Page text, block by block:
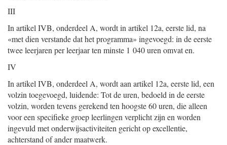
III
In artikel IVB, onderdeel A, wordt in artikel 12a, eerste lid, na
«met dien verstande dat het programma» ingevoegd: in de eerste
twee leerjaren per leerjaar ten minste 1 040 uren omvat en.
IV
In artikel IVB, onderdeel A, wordt aan artikel 12a, eerste lid, een
volzin toegevoegd, luidende: Tot de uren, bedoeld in de eerste
volzin, worden tevens gerekend ten hoogste 60 uren, die alleen
voor een specifieke groep leerlingen verplicht zijn en worden
ingevuld met onderwijsactiviteiten gericht op excellentie,
achterstand of ander maatwerk.